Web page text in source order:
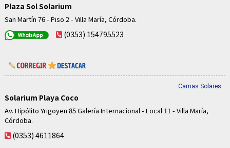
Plaza Sol Solarium
San Martín 76 - Piso 2 - Villa María, Córdoba.
(0353) 154795523
Camas Solares
Solarium Playa Coco
Av. Hipólito Yrigoyen 85 Galería Internacional - Local 11 - Villa María,
Córdoba.
(0353) 4611864